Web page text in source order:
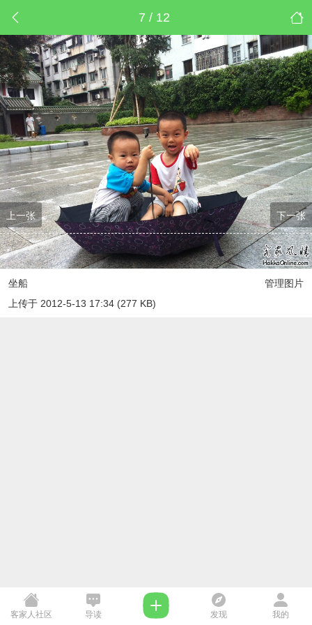
7 / 12
上一张 下一张
管理图片
坐船
上传于 2012-5-13 17:34 (277 KB)
客家人社区 导读 发现 我的